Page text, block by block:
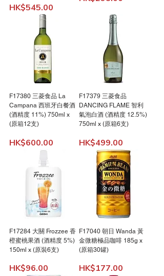
Price
HK$545.00
F17380 三菱食品 La
Campana 西班牙白餐酒
(酒精度 11%) 750ml x
(原箱12支)
Price
HK$600.00
F17379 三菱食品
DANCING FLAME 智利
氣泡白酒 (酒精度 12.5%)
750ml x (原箱6支)
Price
HK$499.00
F17284 大關 Frozzee 香
橙蜜桃果酒 (酒精度 5%)
150ml x (原裝6支)
Price
HK$96.00
F17040 朝日 Wanda 黃
金微糖極品咖啡 185g x
(原箱30罐)
Price
HK$177.00